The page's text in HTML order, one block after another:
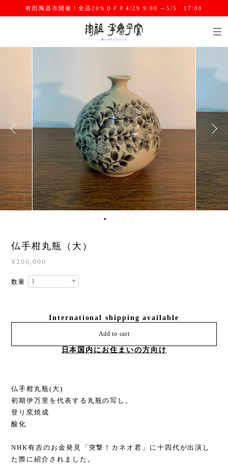
有田陶器市開催！全品20％ＯＦＦ4/29 9:00 ～5/5 17:00
仏手柑丸瓶（大）
¥200,000
数量
International shipping available
Add to cart
日本国内にお住まいの方向け
仏手柑丸瓶(大)
初期伊万里を代表する丸瓶の写し。
登り窯焼成
酸化
NHK有吉のお金発見「突撃！カネオ君」に十四代が出演し
た際に紹介されました。